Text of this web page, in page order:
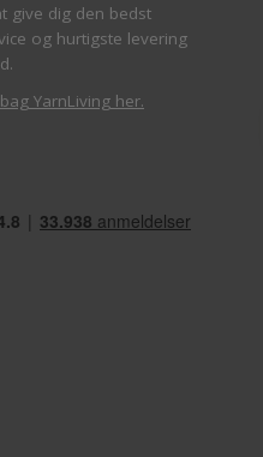
give dig den bedst
og hurtigste levering
YarnLiving her.